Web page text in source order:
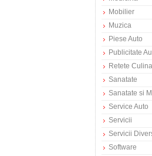
Mobilier
Muzica
Piese Auto
Publicitate
Retete
Sanatate
Sanatate si
Service Auto
Servicii
Servicii
Software